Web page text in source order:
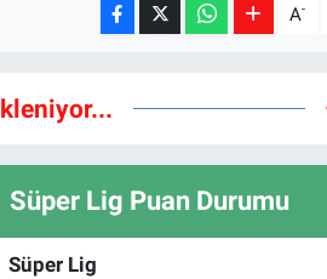
A-
Süper Lig Puan Durumu
Süper Lig